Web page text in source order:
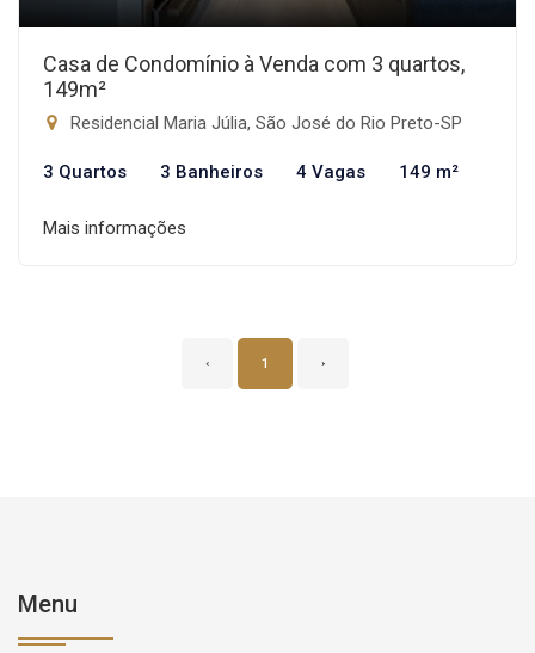
Casa de Condomínio à Venda com 3 quartos,
149m²
Residencial Maria Júlia, São José do Rio Preto-SP
3 Quartos 3 Banheiros 4 Vagas 149 m²
Mais informações
‹ 1 ›
Menu